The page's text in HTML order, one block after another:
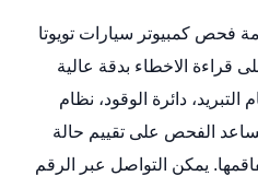
فحص كمبيوتر سيارات تويوتا
قراءة الاخطاء بدقة عالية
دائرة الوقود، نظام
الفحص على تقييم حالة
يمكن التواصل عبر الرقم